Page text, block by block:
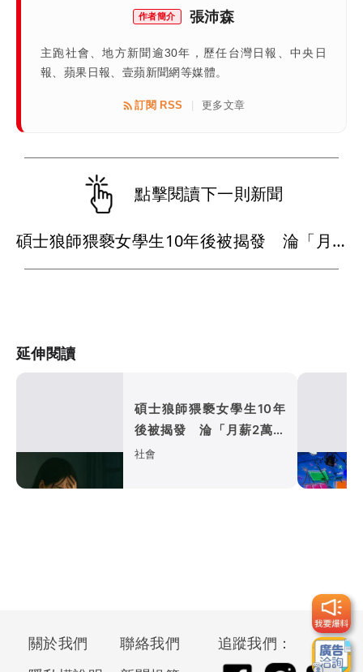
作者簡介 張沛森
主跑社會、地方新聞逾30年，歷任台灣日報、中央日
報、蘋果日報、壹蘋新聞網等媒體。
訂閱 RSS 更多文章
點擊閱讀下一則新聞
碩士狼師猥褻女學生10年後被揭發 淪「月薪2萬送貨員」下場曝光
延伸閱讀
碩士狼師猥褻女學生10年
後被揭發 淪「月薪2萬送
貨員」下場曝光
社會
關於我們
聯絡我們
追蹤我們：